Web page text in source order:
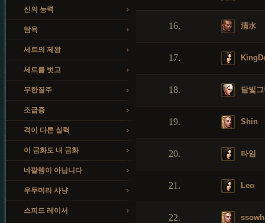
신의 능력
탐욕
세트의 제왕
세트를 벗고
무한질주
조급증
격이 다른 실력
이 금화도 내 금화
네팔렘이 아닙니다
우두머리 사냥
스피드 레이서
16. 清水
17.
18. 달빛
19. Shin
20. 타임
21. Leo
22.